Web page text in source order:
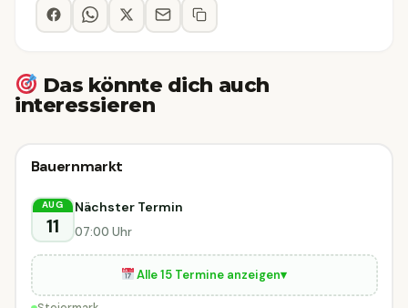
Das könnte dich auch
interessieren
Sonstiges
Steiermark
Sonstiges
Bauernmarkt
AUG
11
Nächster Termin
07:00 Uhr
Alle 15 Termine anzeigen▾